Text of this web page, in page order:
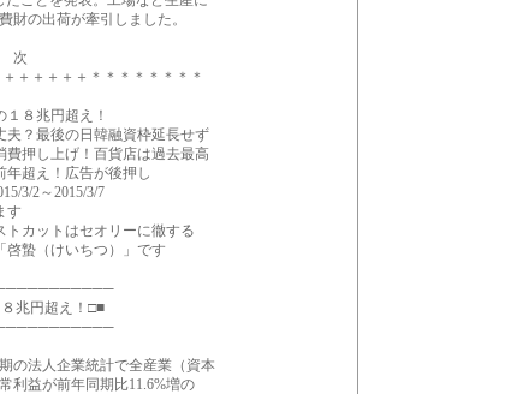
の出荷が牽引しました。
＋＋＋＋＊＊＊＊＊＊＊＊
８兆円超え！
？最後の日韓融資枠延長せず
押し上げ！百貨店は過去最高
超え！広告が後押し
3/2～2015/3/7
す
カットはセオリーに徹する
蟄（けいちつ）」です
兆円超え！□■
の法人企業統計で全産業（資本
利益が前年同期比11.6%増の